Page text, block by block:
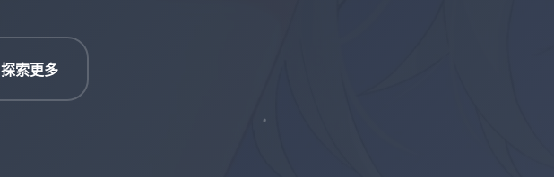
探索更多